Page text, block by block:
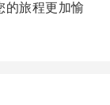
的旅程更加愉